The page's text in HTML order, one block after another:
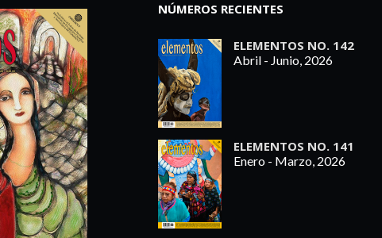
NÚMEROS RECIENTES
ELEMENTOS NO. 142
Abril - Junio, 2026
ELEMENTOS NO. 141
Enero - Marzo, 2026